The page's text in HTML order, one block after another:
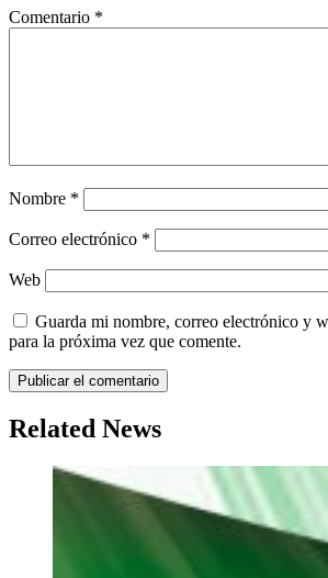
Comentario *
Nombre *
Correo electrónico *
Web
Guarda mi nombre, correo electrónico y
para la próxima vez que comente.
Related News